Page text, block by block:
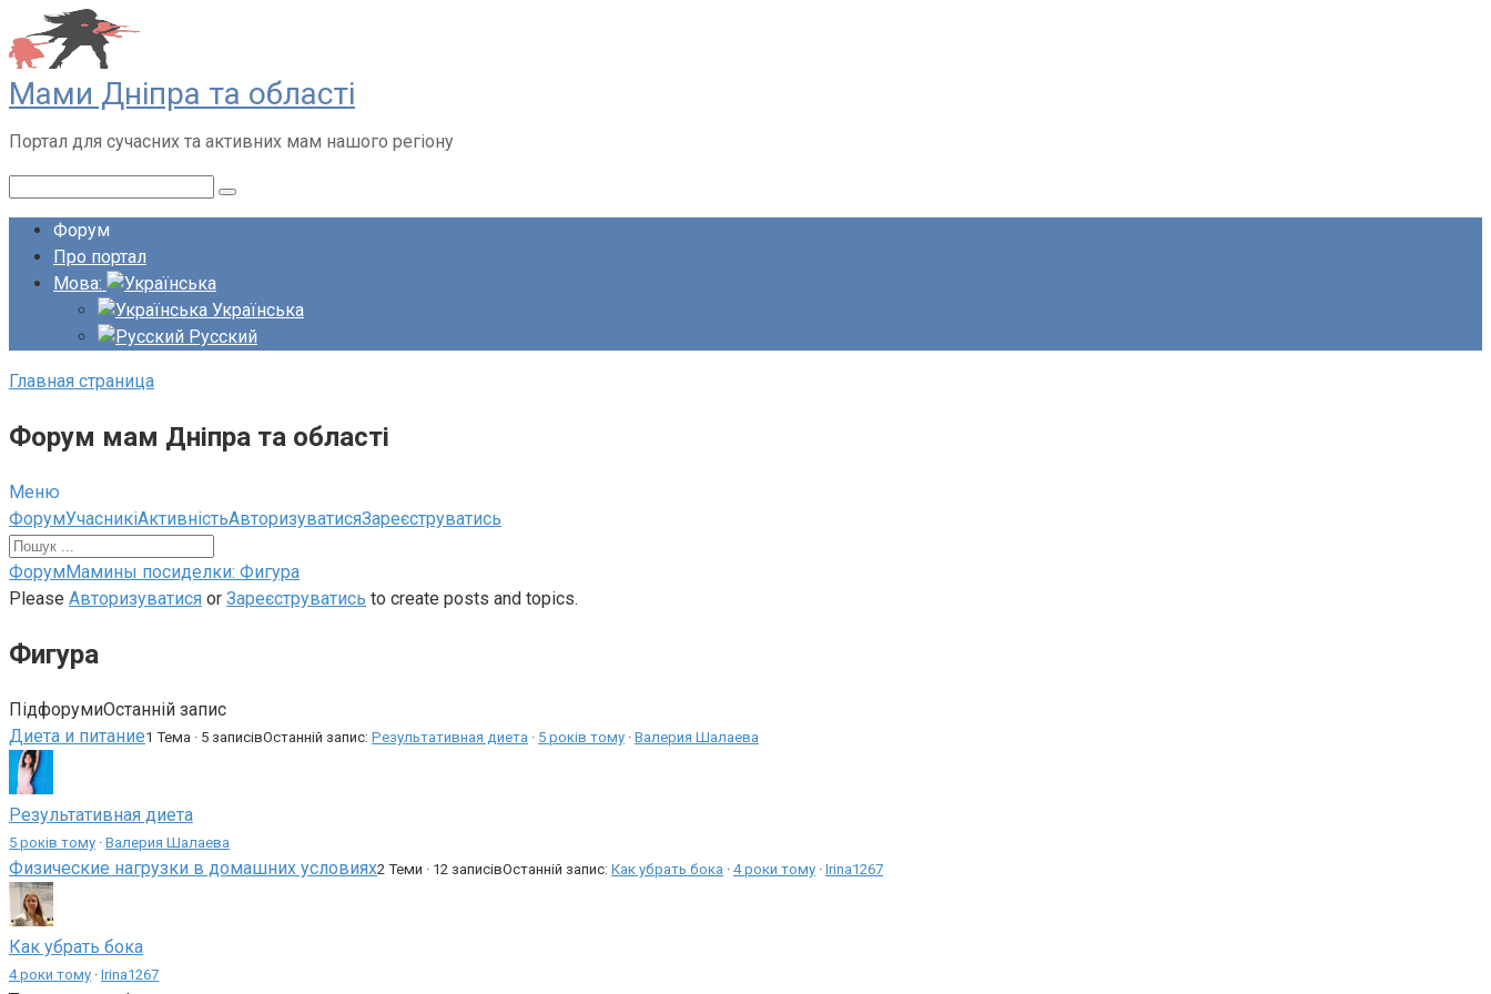
Перейти
до
вмісту
Мами Дніпра та області
Портал для сучасних та активних мам нашого регіону
Форум
Про портал
Мова:
Українська
Русский
Главная страница
Форум мам Дніпра та області
Меню
Навігація
по
форуму
ФорумУчасникіАктивністьАвторизуватисяЗареєструватись
Навігаційна
стежка
–
тут:
ФорумМамины посиделки: Фигура
Please Авторизуватися or Зареєструватись to create posts and topics.
Фигура
ПідфорумиОстанній запис
Диета и питание1 Тема · 5 записівОстанній запис: Результативная диета · 5 років тому · Валерия Шалаева
Результативная диета
5 років тому · Валерия Шалаева
Физические нагрузки в домашних условиях2 Теми · 12 записівОстанній запис: Как убрать бока · 4 роки тому · Irina1267
Как убрать бока
4 роки тому · Irina1267